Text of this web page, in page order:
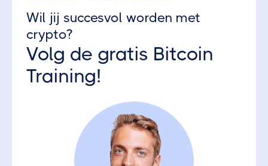
Wil jij succesvol worden met
crypto?
Volg de gratis Bitcoin
Training!